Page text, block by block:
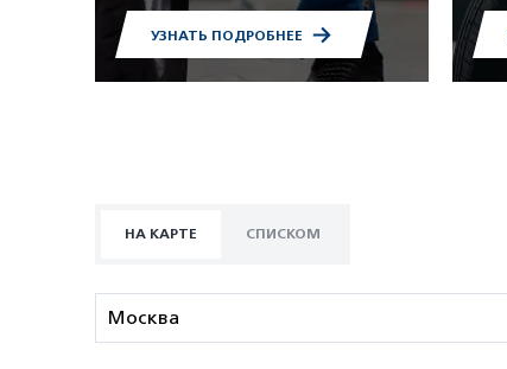
УЗНАТЬ ПОДРОБНЕЕ
НА КАРТЕ СПИСКОМ